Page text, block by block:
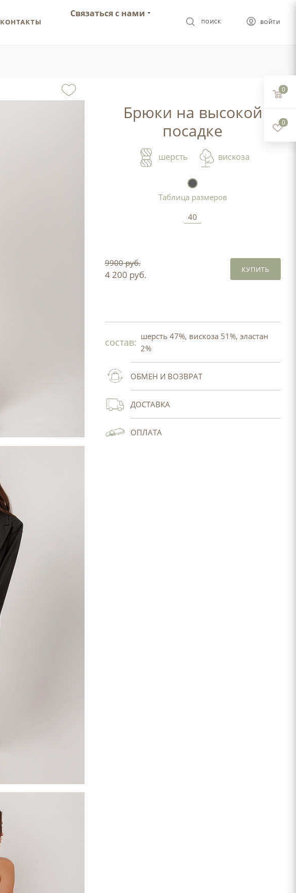
ВОЙТИ
ПОИСК
Связаться с нами
КОНТАКТЫ
Брюки на высокой
посадке
шерсть вискоза
Таблица размеров
40
9900 руб.
4 200 руб. КУПИТЬ
состав: шерсть 47%, вискоза 51%, эластан
2%
ОБМЕН И ВОЗВРАТ
ДОСТАВКА
ОПЛАТА
0
0